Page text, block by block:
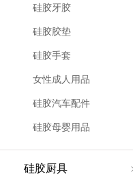
硅胶牙胶
硅胶胶垫
硅胶手套
女性成人用品
硅胶汽车配件
硅胶母婴用品
硅胶厨具